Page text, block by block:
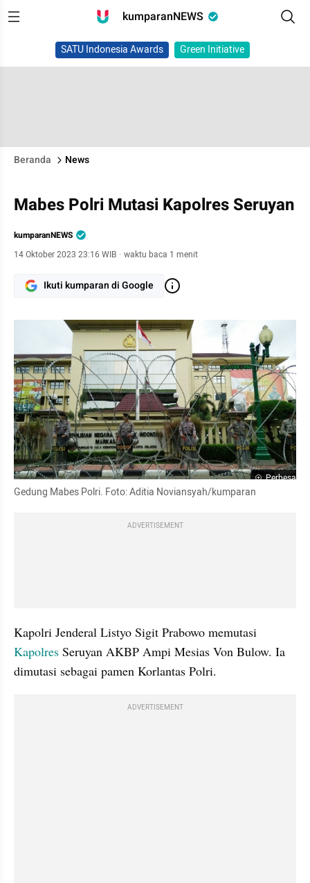
kumparanNEWS
SATU Indonesia Awards Green Initiative
Beranda News
Mabes Polri Mutasi Kapolres Seruyan
kumparanNEWS
14 Oktober 2023 23:16 WIB · waktu baca 1 menit
Ikuti kumparan di Google
Perbesar
Gedung Mabes Polri. Foto: Aditia Noviansyah/kumparan
ADVERTISEMENT
Kapolres Seruyan AKBP Ampi Mesias Von Bulow. Ia
dimutasi sebagai pamen Korlantas Polri.
ADVERTISEMENT